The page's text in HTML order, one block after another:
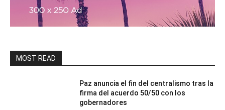
MOST READ
Paz anuncia el fin del centralismo tras la
firma del acuerdo 50/50 con los
gobernadores